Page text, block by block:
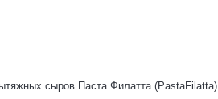
сыров Паста Филатта (PastaFilatta)